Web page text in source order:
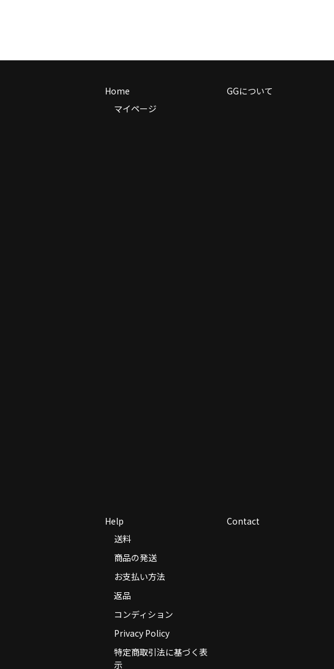
Home
マイページ
GGについて
Help
送料
商品の発送
お支払い方法
返品
コンディション
Privacy Policy
特定商取引法に基づく表
示
Contact